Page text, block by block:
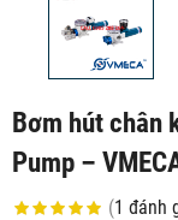
Bơm hút chân
Pump –
(1 đánh